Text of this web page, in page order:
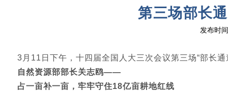
第三场部长
发布时
3月11日下午，十四届全国人大三次会议第三场“部长通
自然资源部部长关志鸥——
占一亩补一亩，牢牢守住18亿亩耕地红线